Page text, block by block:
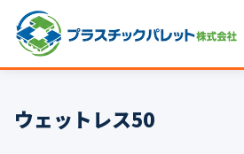
パレットサイズ
ウェットレス50